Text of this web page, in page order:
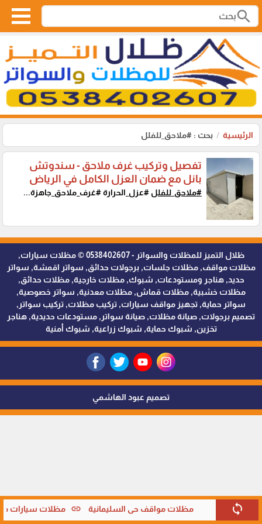
search
الرئيسية بحث : #ملاحق_للفلل
sync مظلات مواقف حي السليمانية link مظلات سيارات
تفصيل وتركيب غرف ملاحق - سندوتش
بانل مع ضمان العزل الكامل في الرياض
#ملاحق_للفلل #عزل_الحرارة #غرف_ملاحق_جاهزة...
ظلال التميز للمظلات والسواتر - 0538402607 © مظلات سيارات,
مظلات مواقف, مظلات جلسات, برجولات حدائق, سواتر اقمشة, سواتر
حديد, هناجر ومستودعات, شبوك, مظلات خارجية, مظلات حدائق,
مظلات خشبية, مظلات قماش, مظلات معدنية, سواتر خصوصية,
سواتر حماية, تجهيز مواقف سيارات, تركيب مظلات, تركيب سواتر,
تصميم برجولات, صيانة مظلات, صيانة سواتر, مستودعات حديدية, هناجر
تخزين, شبوك حماية, شبوك زراعية, شبوك أمنية
تصميم عبود الهاشمي